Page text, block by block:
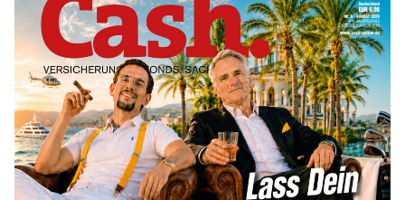
mehr
Mütterrente III Tabelle: So viel Renten-
Nachzahlung ist pro Kind möglich
mehr